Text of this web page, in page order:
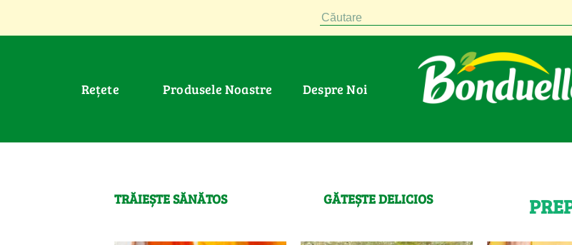
Căutare
Rețete Produsele Noastre Despre Noi
TRĂIEȘTE SĂNĂTOS GĂTEȘTE DELICIOS